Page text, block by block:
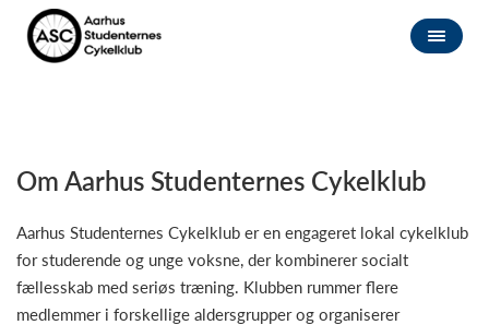
Om Aarhus Studenternes Cykelklub
Aarhus Studenternes Cykelklub er en engageret lokal cykelklub
for studerende og unge voksne, der kombinerer socialt
fællesskab med seriøs træning. Klubben rummer flere
medlemmer i forskellige aldersgrupper og organiserer